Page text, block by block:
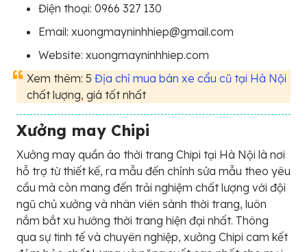
Điện thoại: 0966 327 130
Email: xuongmayninhhiep@gmail.com
Website: xuongmayninhhiep.com
Xem thêm: 5 Địa chỉ mua bán xe cẩu cũ tại Hà Nội
chất lượng, giá tốt nhất
Xưởng may Chipi
Xưởng may quần áo thời trang Chipi tại Hà Nội là nơi
hỗ trợ từ thiết kế, ra mẫu đến chỉnh sửa mẫu theo yêu
cầu mà còn mang đến trải nghiệm chất lượng với đội
ngũ chủ xưởng và nhân viên sành thời trang, luôn
nắm bắt xu hướng thời trang hiện đại nhất. Thông
qua sự tinh tế và chuyên nghiệp, xưởng Chipi cam kết